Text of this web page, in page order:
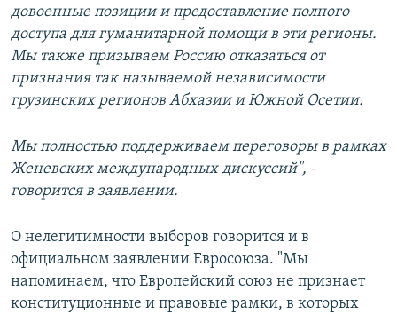
довоенные позиции и предоставление полного
доступа для гуманитарной помощи в эти регионы.
Мы также призываем Россию отказаться от
признания так называемой независимости
грузинских регионов Абхазии и Южной Осетии.
Мы полностью поддерживаем переговоры в рамках
Женевских международных дискуссий", -
говорится в заявлении.
О нелегитимности выборов говорится и в
официальном заявлении Евросоюза. "Мы
напоминаем, что Европейский союз не признает
конституционные и правовые рамки, в которых